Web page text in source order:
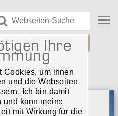
Ihre
Cookies, um ihnen
und die Webseiten
Ich bin damit
und kann meine
mit Wirkung für die
Leuchtensuche
zum Download
CPS DALI/Setlon